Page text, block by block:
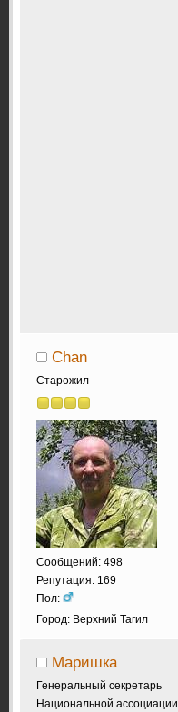
Chan
Старожил
Сообщений: 498
Репутация: 169
Пол:
Город: Верхний Тагил
Маришка
Генеральный секретарь
Национальной ассоциации